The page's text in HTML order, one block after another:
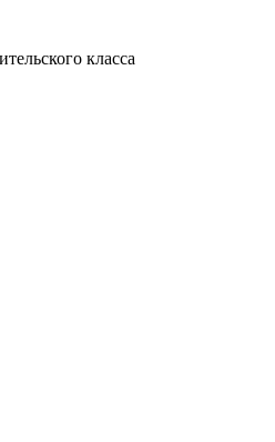
класса